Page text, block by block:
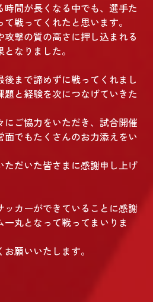
間が長くなる中でも、選手た
戦ってくれたと思います。
攻撃の質の高さに押し込まれる
なりました。
まで諦めずに戦ってくれまし
と経験を次につなげていきた
にご協力をいただき、試合開催
面でもたくさんのお力添えをい
ただいた皆さまに感謝申し上げ
ッカーができていることに感謝
一丸となって戦ってまいりま
願いいたします。